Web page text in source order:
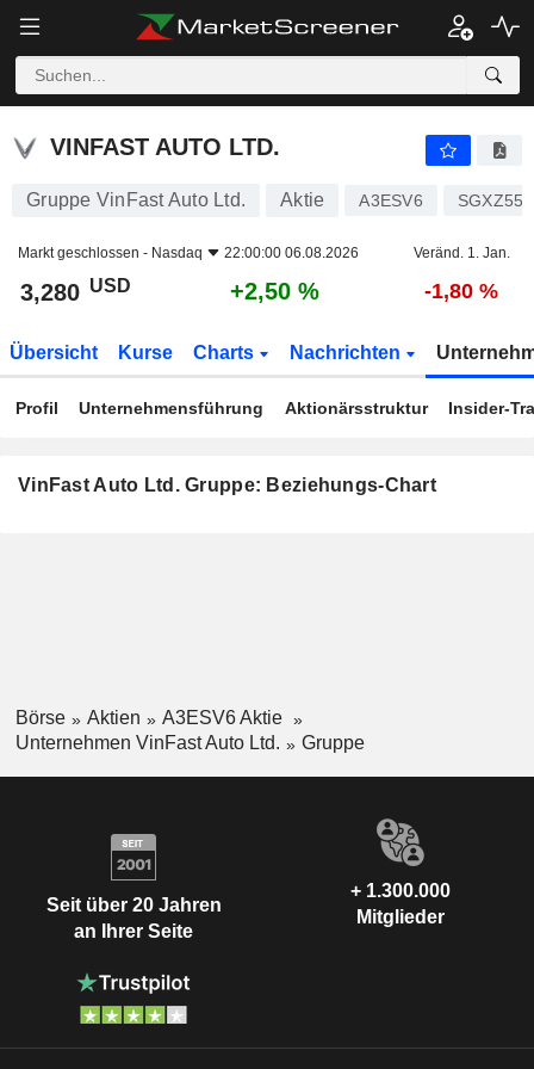
VINFAST AUTO LTD.
VINFAST AUTO LTD.
Gruppe VinFast Auto Ltd. Aktie A3ESV6
Markt geschlossen - Nasdaq 22:00:00 06.08.2026 Veränd. 1. Jan.
3,280 USD +2,50 % -1,80 %
Übersicht Kurse Charts Nachrichten
Profil Unternehmensführung Aktionärsstruktur Insider-
VinFast Auto Ltd. Gruppe: Beziehungs-Chart
Börse Aktien
A3ESV6 Aktie
Unternehmen VinFast Auto Ltd.
Gruppe
Seit über 20 Jahren
an Ihrer Seite
+ 1.300.000
Mitglieder